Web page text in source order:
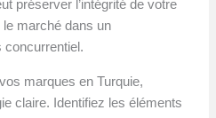
préserver l’intégrité de votre
marché dans un
concurrentiel.
marques en Turquie,
claire. Identifiez les éléments